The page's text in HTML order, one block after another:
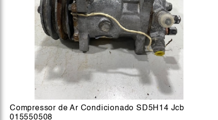
Compressor de Ar Condicionado SD5H14 Jcb
015550508